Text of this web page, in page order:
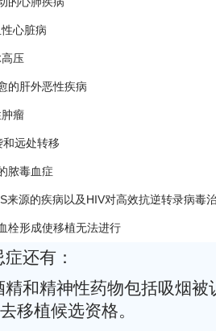
心脏病
压
的肝外恶性疾病
瘤
和远处转移
脓毒血症
来源的疾病以及 HIV对高效抗逆转录病毒
栓形成使移植无法进行
还有：
精和精神性药物包括吸烟被
移植候选资格。